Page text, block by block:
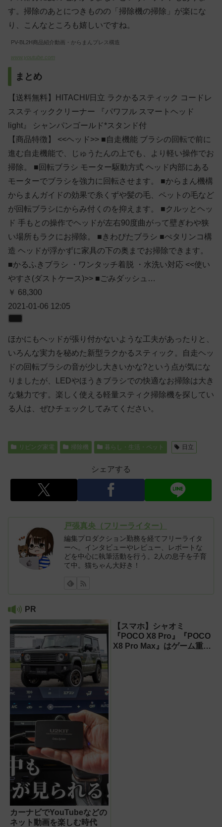
す。掃除のあとにつきものの「掃除機の掃除」が楽にな
り、こんなところも嬉しいですね。
PV-BL2H商品紹介動画・からまんプレス構造
www.youtube.com
まとめ
【送料無料】HITACHI/日立 ラクかるスティック コードレ
ススティッククリーナー 『パワフル スマートヘッド
light』
シャンパンゴールド*スタンド付
【商品特徴】 <<ヘッド>> ■自走機能 ブラシの回転で前に
進む自走機能で、じゅうたんの上でも、より軽い操作でお
掃除。 ■回転ブラシ モーター駆動方式 ヘッド内部にある
モーターでブラシを強力に回転させます。 ■からまん機構
からまんガイドの効果で糸くずや髪の毛、ペットの毛など
が回転ブラシにからみ付くのを抑えます。 ■クルッとヘッ
ド 手もとの操作でヘッドが左右90度曲がって壁ぎわや狭
い場所もラクにお掃除。 ■きわぴたブラシ ■ぺタリンコ構
造 ヘッドが浮かずに家具の下の奥までお掃除できます。
■かるふきブラシ ・ワンタッチ着脱 ・水洗い対応 <<使い
やすさ(ダストケース)>> ■ごみダッシュ…
￥ 68,300
2021-01-06 12:05
ほかにもヘッドが張り付かないような工夫があったりと、
いろんな実力を秘めた新型ラクかるスティック。自走ヘッ
ドの回転ブラシの音が少し大きいかな?という点が気にな
りましたが、LEDやほうきブラシでの快適なお掃除は大き
な魅力です。楽しく使える軽量スティク掃除機を探してい
る人は、ぜひチェックしてみてください。
リビング家電 掃除機 暮らし・生活・ペット 日立
シェアする
戸張真央（フリーライター）
編集プロダクション勤務を経てフリーライタ
ーへ。インタビューやレビュー、レポートな
どを中心に執筆活動を行う。2人の息子を子育
て中。猫ちゃん大好き！
PR
カーナビでYouTubeなどの
ネット動画を楽しむ時代
【スマホ】シャオミ
『POCO X8 Pro』『POCO
X8 Pro Max』はゲーム重視